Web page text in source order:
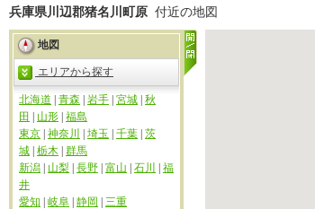
兵庫県川辺郡猪名川町原 付近の地図
地図
エリアから探す
北海道 青森 岩手 宮城 秋
田
山形 福島
東京 神奈川 埼玉 千葉 茨
城 栃木 群馬
新潟
山梨 長野 富山 石川
福
井
愛知
岐阜 静岡
三重